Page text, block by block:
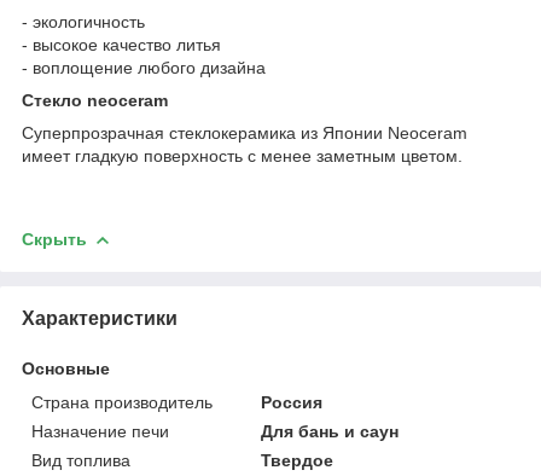
- экологичность
- высокое качество литья
- воплощение любого дизайна
Стекло neoceram
Суперпрозрачная стеклокерамика из Японии Neoceram
имеет гладкую поверхность с менее заметным цветом.
Скрыть
Характеристики
Основные
Страна производитель
Россия
Назначение печи
Для бань и саун
Вид топлива
Твердое